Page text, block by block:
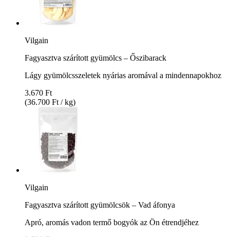
Vilgain
Fagyasztva szárított gyümölcs – Őszibarack
Lágy gyümölcsszeletek nyárias aromával a mindennapokhoz
3.670 Ft
(36.700 Ft / kg)
Vilgain
Fagyasztva szárított gyümölcsök – Vad áfonya
Apró, aromás vadon termő bogyók az Ön étrendjéhez